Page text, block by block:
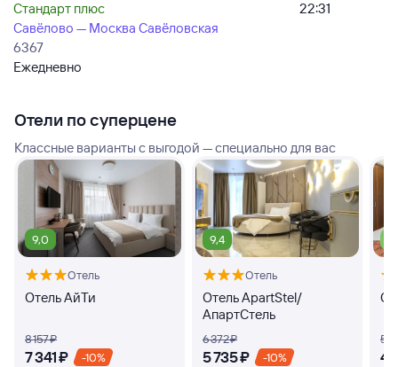
Стандарт плюс
Савёлово — Москва Савёловская
6367
Ежедневно
22:31
Отели по суперцене
Классные варианты с выгодой — специально для вас
9,0
Отель
Отель АйТи
8 ⁠157 ⁠₽
7 ⁠341 ⁠₽ -10%
9,4
Отель
Отель ApartStel/
АпартСтель
6 ⁠372 ⁠₽
5 ⁠735 ⁠₽ -10%
5
4